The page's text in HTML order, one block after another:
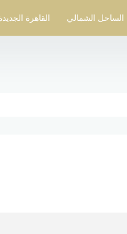
الساحل الشمالي القاهرة